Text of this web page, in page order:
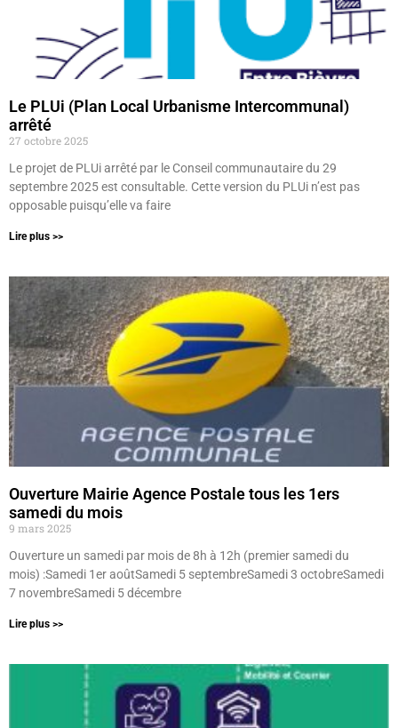
Le PLUi (Plan Local Urbanisme Intercommunal)
arrêté
27 octobre 2025
Le projet de PLUi arrêté par le Conseil communautaire du 29
septembre 2025 est consultable. Cette version du PLUi n’est pas
opposable puisqu’elle va faire
Lire plus >>
Ouverture Mairie Agence Postale tous les 1ers
samedi du mois
9 mars 2025
Ouverture un samedi par mois de 8h à 12h (premier samedi du
mois) :Samedi 1er aoûtSamedi 5 septembreSamedi 3 octobreSamedi
7 novembreSamedi 5 décembre
Lire plus >>